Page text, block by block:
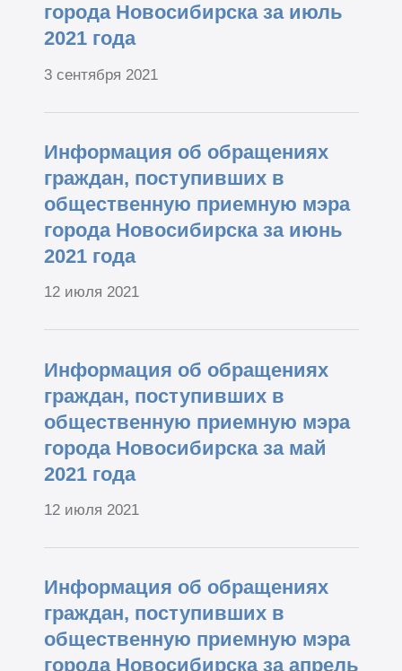
города Новосибирска за июль
2021 года
3 сентября 2021
Информация об обращениях
граждан, поступивших в
общественную приемную мэра
города Новосибирска за июнь
2021 года
12 июля 2021
Информация об обращениях
граждан, поступивших в
общественную приемную мэра
города Новосибирска за май
2021 года
12 июля 2021
Информация об обращениях
граждан, поступивших в
общественную приемную мэра
города Новосибирска за апрель